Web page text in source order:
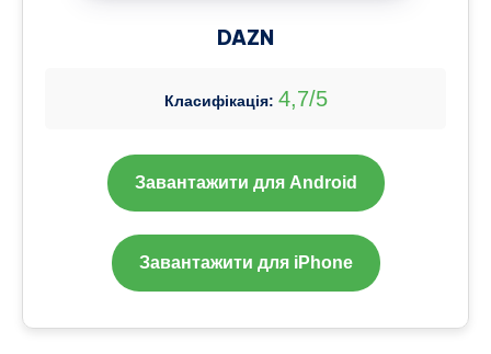
DAZN
Класифікація: 4,7/5
Завантажити для Android
Завантажити для iPhone